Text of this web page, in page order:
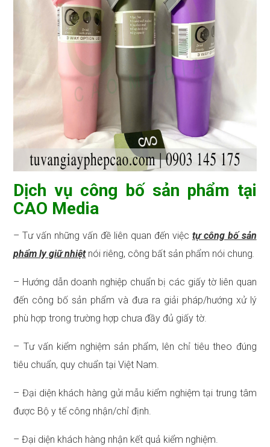
Dịch vụ công bố sản phẩm tại
CAO Media
– Tư vấn những vấn đề liên quan đến việc tự công bố sản
phẩm ly giữ nhiệtnói riêng, công bất sản phẩm nói chung.
– Hướng dẫn doanh nghiệp chuẩn bị các giấy tờ liên quan
đến công bố sản phẩm và đưa ra giải pháp/hướng xử lý
phù hợp trong trường hợp chưa đầy đủ giấy tờ.
– Tư vấn kiểm nghiệm sản phẩm, lên chỉ tiêu theo đúng
tiêu chuẩn, quy chuẩn tại Việt Nam.
– Đại diện khách hàng gửi mẫu kiểm nghiệm tại trung tâm
được Bộ y tế công nhận/chỉ định.
– Đại diện khách hàng nhận kết quả kiểm nghiệm.